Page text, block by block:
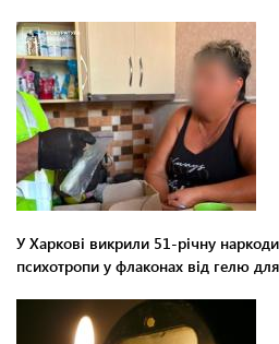
У Харкові викрили 51-річну
психотропи у флаконах від гелю